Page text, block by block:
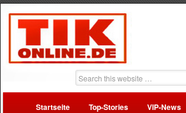
Startseite Top-Stories VIP-News